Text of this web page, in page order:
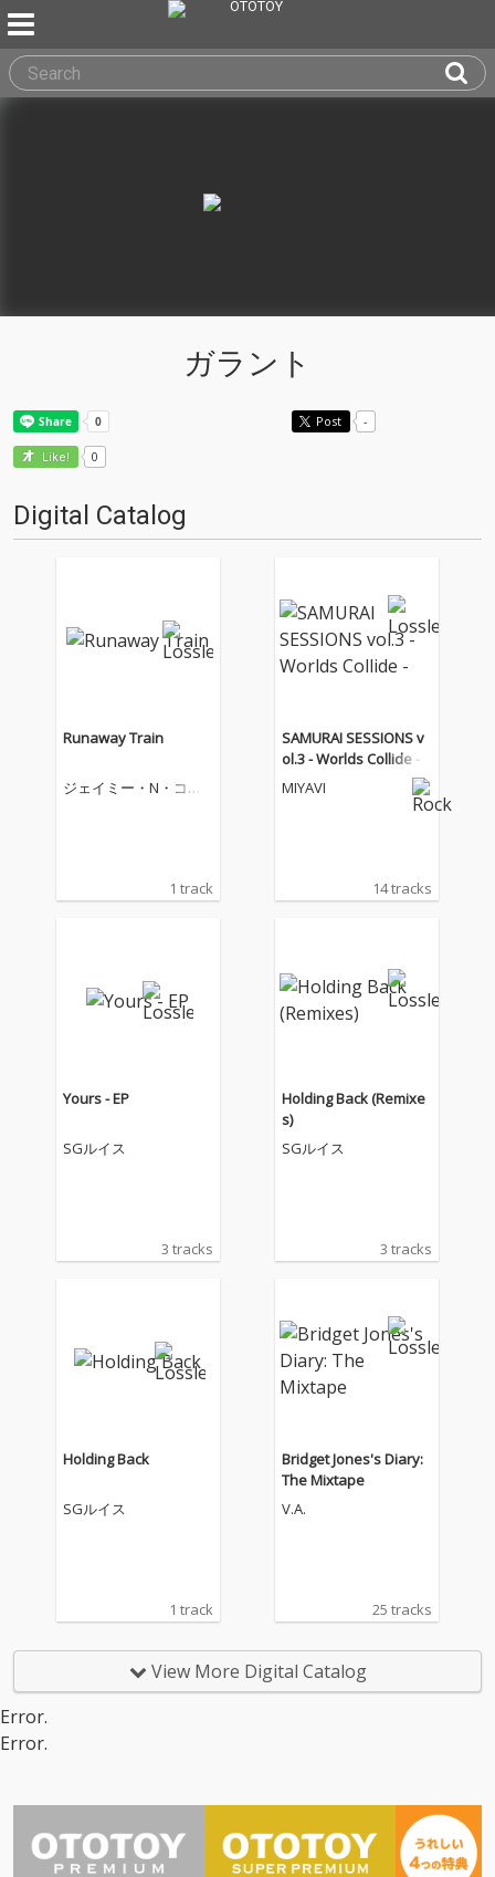
ガラント
Post -
Like! 0
Digital Catalog
Runaway Train
ジェイミー・N・コモ
1 track
SAMURAI SESSIONS v
ol.3 - Worlds Collide -
MIYAVI
14 tracks
Yours - EP
SGルイス
3 tracks
Holding Back (Remixe
s)
SGルイス
3 tracks
Holding Back
SGルイス
1 track
Bridget Jones's Diary:
The Mixtape
V.A.
25 tracks
View More Digital Catalog
Error.
Error.